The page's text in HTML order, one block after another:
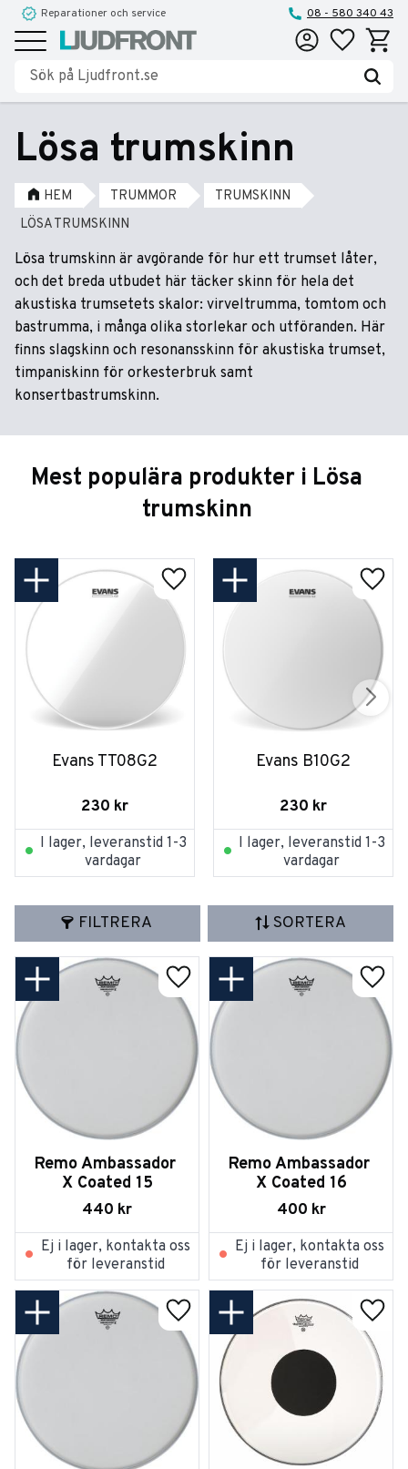
Meny
Reparationer och service 08 - 580 340 43
Favoriter
Lösa trumskinn
HEM TRUMMOR
TRUMSKINN
LÖSA TRUMSKINN
Lösa trumskinn är avgörande för hur ett trumset låter,
och det breda utbudet här täcker skinn för hela det
akustiska trumsetets skalor: virveltrumma, tomtom och
bastrumma, i många olika storlekar och utföranden. Här
finns slagskinn och resonansskinn för akustiska trumset,
timpaniskinn för orkesterbruk samt
konsertbastrumskinn.
Mest populära produkter i Lösa
trumskinn
Evans TT08G2
230 kr
I lager, leveranstid 1-3
vardagar
Evans B10G2
230 kr
I lager, leveranstid 1-3
vardagar
FILTRERA SORTERA
Remo Ambassador
X Coated 15
440 kr
Lägg till i favoriter
Ej i lager, kontakta oss
för leveranstid
Remo Ambassador
X Coated 16
400 kr
Ej i lager, kontakta oss
för leveranstid
Lägg till i favoriter